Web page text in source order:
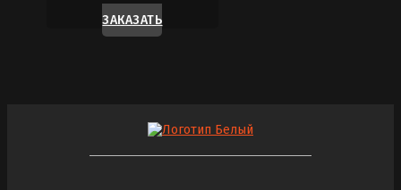
ЗАКАЗАТЬ